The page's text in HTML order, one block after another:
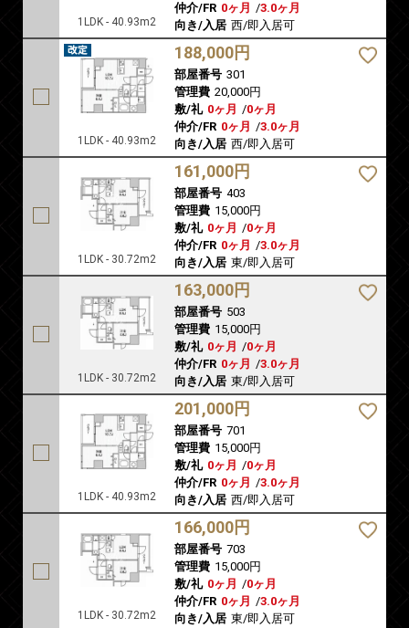
1LDK - 40.93m2
仲介/FR 0ヶ月 /3.0ヶ月
向き/入居 西/即入居可
1LDK - 40.93m2
188,000円
部屋番号 301
管理費 20,000円
敷/礼 0ヶ月 /0ヶ月
仲介/FR 0ヶ月 /3.0ヶ月
向き/入居 西/即入居可
1LDK - 30.72m2
161,000円
部屋番号 403
管理費 15,000円
敷/礼 0ヶ月 /0ヶ月
仲介/FR 0ヶ月 /3.0ヶ月
向き/入居 東/即入居可
1LDK - 30.72m2
163,000円
部屋番号 503
管理費 15,000円
敷/礼 0ヶ月 /0ヶ月
仲介/FR 0ヶ月 /3.0ヶ月
向き/入居 東/即入居可
1LDK - 40.93m2
201,000円
部屋番号 701
管理費 15,000円
敷/礼 0ヶ月 /0ヶ月
仲介/FR 0ヶ月 /3.0ヶ月
向き/入居 西/即入居可
1LDK - 30.72m2
166,000円
部屋番号 703
管理費 15,000円
敷/礼 0ヶ月 /0ヶ月
仲介/FR 0ヶ月 /3.0ヶ月
向き/入居 東/即入居可